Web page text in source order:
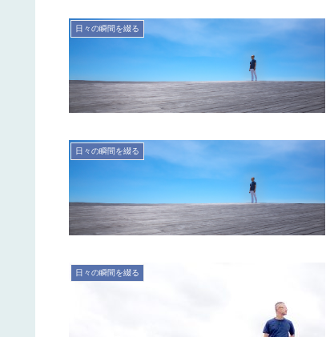
日々の瞬間を綴る
日々の瞬間を綴る
日々の瞬間を綴る